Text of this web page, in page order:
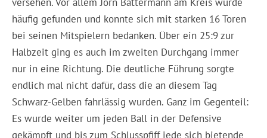
häufig gefunden und konnte sich mit starken 16 Toren
bei seinen Mitspielern bedanken. Über ein 25:9 zur
Halbzeit ging es auch im zweiten Durchgang immer
nur in eine Richtung. Die deutliche Führung sorgte
endlich mal nicht dafür, dass die an diesem Tag
Schwarz-Gelben fahrlässig wurden. Ganz im Gegenteil:
Es wurde weiter um jeden Ball in der Defensive
gekämpft und bis zum Schlusspfiff jede sich bietende